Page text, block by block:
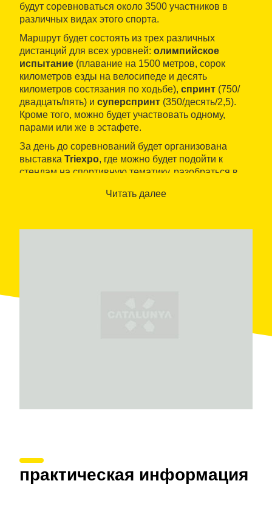
будут соревноваться около 3500 участников в
различных видах этого спорта.
Маршрут будет состоять из трех различных
дистанций для всех уровней: олимпийское
испытание (плавание на 1500 метров, сорок
километров езды на велосипеде и десять
километров состязания по ходьбе), спринт (750/
двадцать/пять) и суперспринт (350/десять/2,5).
Кроме того, можно будет участвовать одному,
парами или же в эстафете.
За день до соревнований будет организована
выставка Triexpo, где можно будет подойти к
стендам на спортивную тематику, разобраться в
высококлассными атлетами и многое другое.
Читать далее
практическая информация